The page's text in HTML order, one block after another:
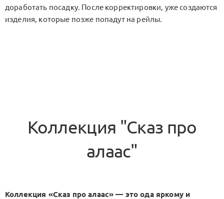
доработать посадку. После корректировки, уже создаются
изделия, которые позже попадут на рейлы.
Коллекция "Сказ про
алаас"
Коллекция «Сказ про алаас» — это ода яркому и